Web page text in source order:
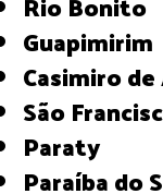
Guapimirim
Casimiro
São
Paraty
Paraíba do